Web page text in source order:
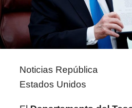
Noticias República
Estados Unidos